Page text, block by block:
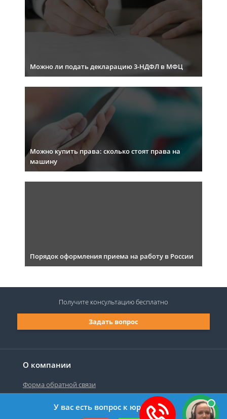
Можно ли подать декларацию 3-НДФЛ в МФЦ
Можно купить права: сколько стоят права на
машину
Порядок оформления приема на работу в России
О компании
Форма обратной связи
Задать вопрос
Получите консультациюбесплатно
У вас есть вопрос к юристу?